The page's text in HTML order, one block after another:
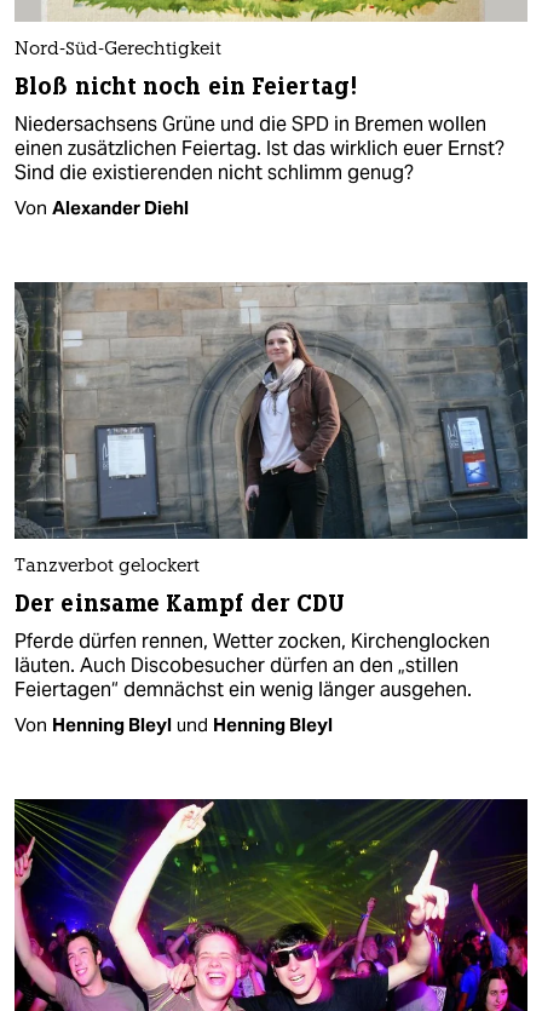
Nord-Süd-Gerechtigkeit
Bloß nicht noch ein Feiertag!
Niedersachsens Grüne und die SPD in Bremen wollen
einen zusätzlichen Feiertag. Ist das wirklich euer Ernst?
Sind die existierenden nicht schlimm genug?
Von Alexander Diehl
Tanzverbot gelockert
Der einsame Kampf der CDU
Pferde dürfen rennen, Wetter zocken, Kirchenglocken
läuten. Auch Discobesucher dürfen an den „stillen
Feiertagen“ demnächst ein wenig länger ausgehen.
Von Henning Bleyl und Henning Bleyl